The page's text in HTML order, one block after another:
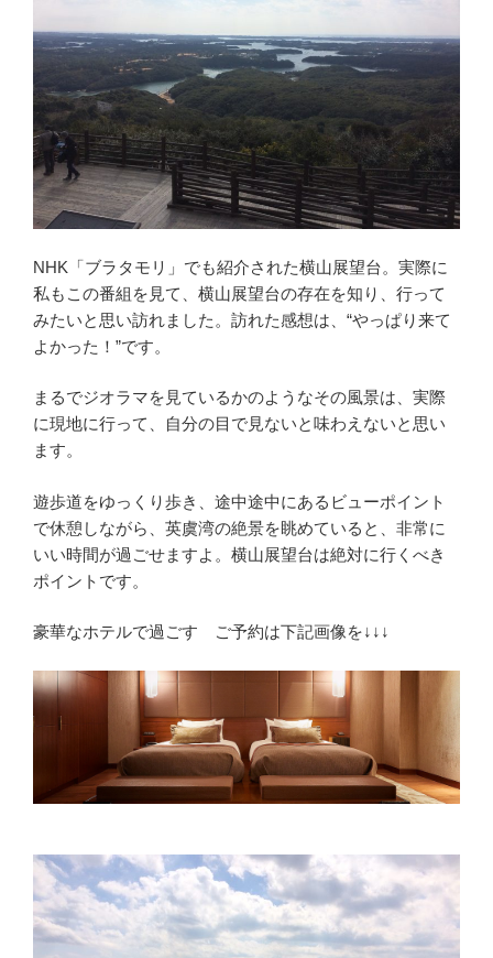
NHK「ブラタモリ」でも紹介された横山展望台。実際に
私もこの番組を見て、横山展望台の存在を知り、行って
みたいと思い訪れました。訪れた感想は、“やっぱり来て
よかった！”です。
まるでジオラマを見ているかのようなその風景は、実際
に現地に行って、自分の目で見ないと味わえないと思い
ます。
遊歩道をゆっくり歩き、途中途中にあるビューポイント
で休憩しながら、英虞湾の絶景を眺めていると、非常に
いい時間が過ごせますよ。横山展望台は絶対に行くべき
ポイントです。
豪華なホテルで過ごす ご予約は下記画像を↓↓↓